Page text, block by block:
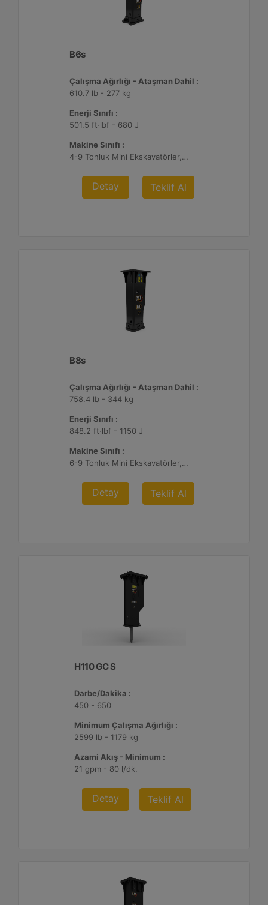
B6s
Çalışma Ağırlığı - Ataşman Dahil :
610.7 lb - 277 kg
Enerji Sınıfı :
501.5 ft·lbf - 680 J
Makine Sınıfı :
4-9 Tonluk Mini Ekskavatörler, 216-299 Mikro Yükleyici/Kompakt Paletli Yükleyiciler, 415-444 Kazıcı Yükleyiciler
Detay Teklif Al
B8s
Çalışma Ağırlığı - Ataşman Dahil :
758.4 lb - 344 kg
Enerji Sınıfı :
848.2 ft·lbf - 1150 J
Makine Sınıfı :
6-9 Tonluk Mini Ekskavatörler, 216-299 Mikro Yükleyici/Kompakt Paletli Yükleyiciler, 415-444 Kazıcı Yükleyiciler
Detay Teklif Al
H110 GC S
Darbe/Dakika :
450 - 650
Minimum Çalışma Ağırlığı :
2599 lb - 1179 kg
Azami Akış - Minimum :
21 gpm - 80 l/dk.
Detay Teklif Al